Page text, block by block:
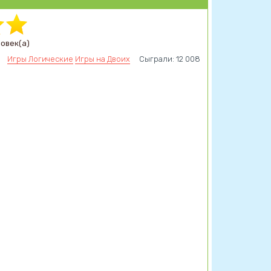
Игры Логические Игры на Двоих Сыграли: 12 008